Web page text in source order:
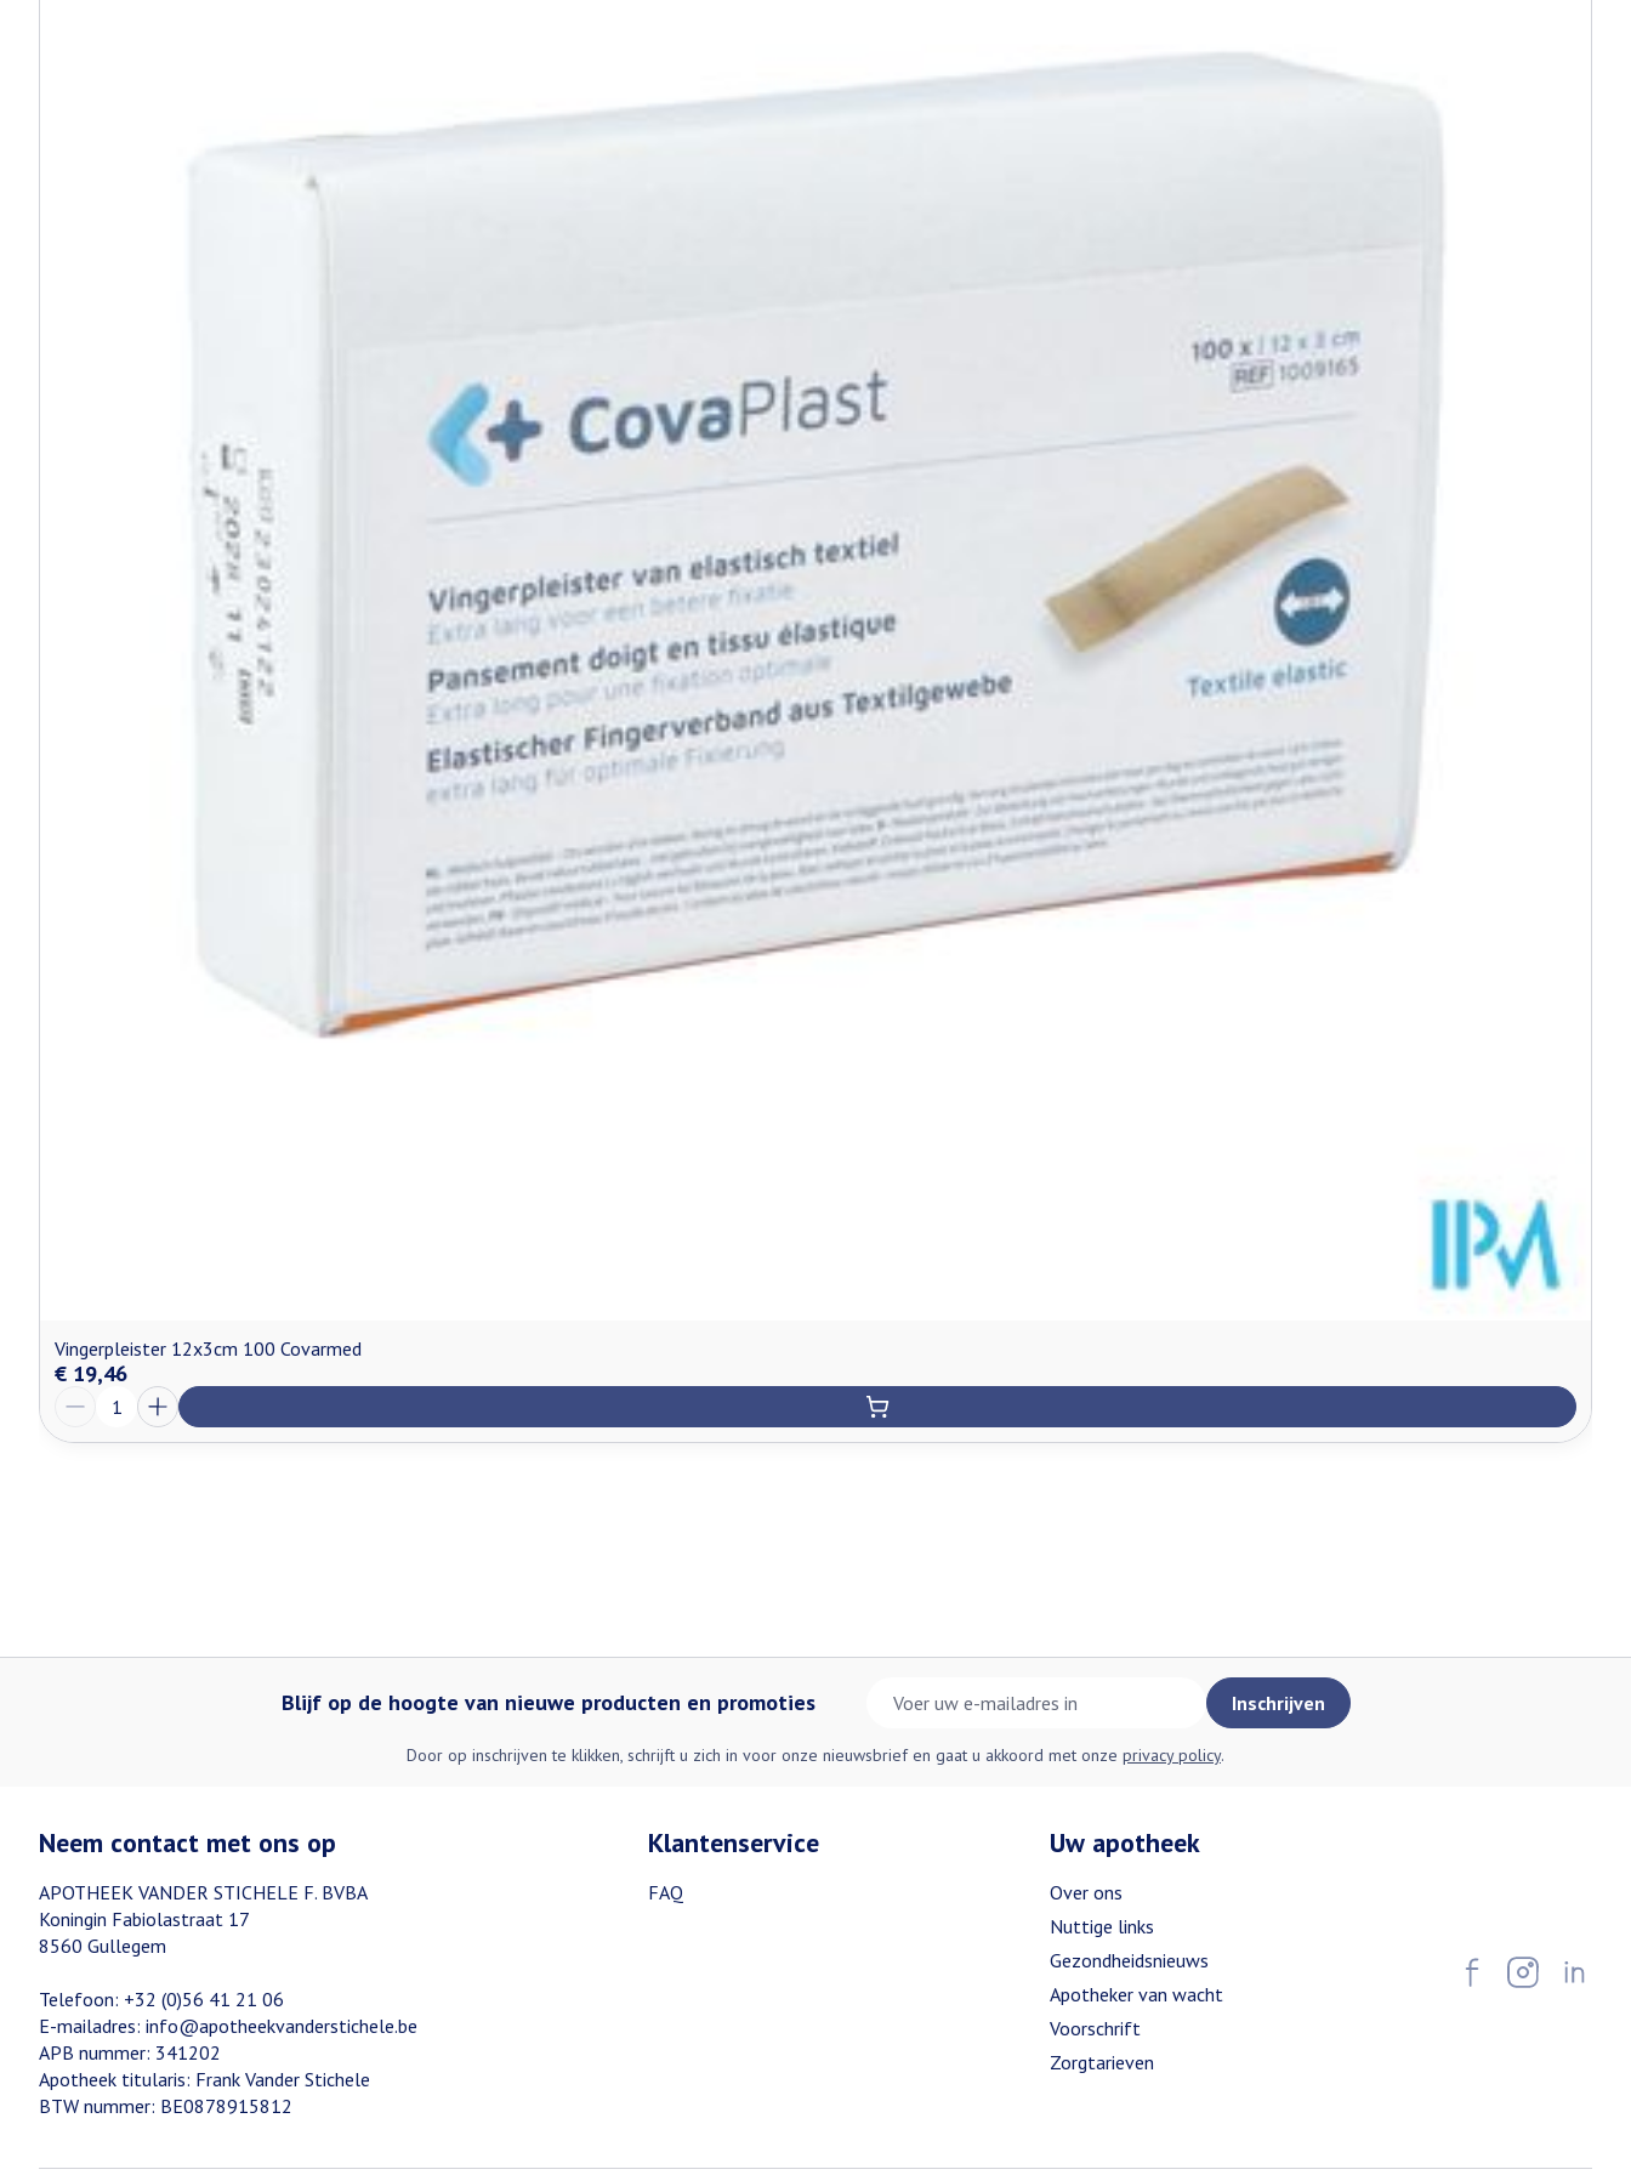
Kamertemperatuur (15°C - 25°C)
Vingerpleister 12x3cm 100 Covarmed
€ 19,46
Blijf op de hoogte van nieuwe producten en promoties Inschrijven
Door op inschrijven te klikken, schrijft u zich in voor onze nieuwsbrief en gaat u akkoord met onze privacy policy.
Neem contact met ons op
APOTHEEK VANDER STICHELE F. BVBA
Koningin Fabiolastraat 17
8560 Gullegem
Telefoon: +32 (0)56 41 21 06
E-mailadres: info@apotheekvanderstichele.be
APB nummer: 341202
Apotheek titularis: Frank Vander Stichele
BTW nummer: BE0878915812
Klantenservice
FAQ
Uw apotheek
Over ons
Nuttige links
Gezondheidsnieuws
Apotheker van wacht
Voorschrift
Zorgtarieven